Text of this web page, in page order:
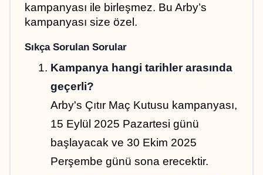
kampanyası ile birleşmez. Bu Arby’s
kampanyası size özel.
Sıkça Sorulan Sorular
Kampanya hangi tarihler arasında
geçerli?
Arby's Çıtır Maç Kutusu kampanyası,
15 Eylül 2025 Pazartesi günü
başlayacak ve 30 Ekim 2025
Perşembe günü sona erecektir.